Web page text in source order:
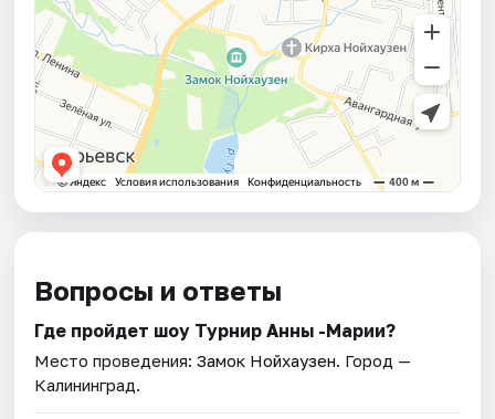
Вопросы и ответы
Где пройдет шоу Турнир Анны -Марии?
Место проведения:Замок Нойхаузен. Город —
Калининград.